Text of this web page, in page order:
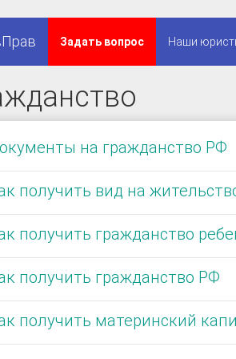
Задать вопрос Наши
на гражданство РФ
получить вид на
получить гражданство
получить гражданство РФ
получить материнский